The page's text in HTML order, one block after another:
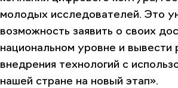
молодых исследователей. Это
возможность заявить о своих
национальном уровне и вывести
внедрения технологий с
нашей стране на новый этап».